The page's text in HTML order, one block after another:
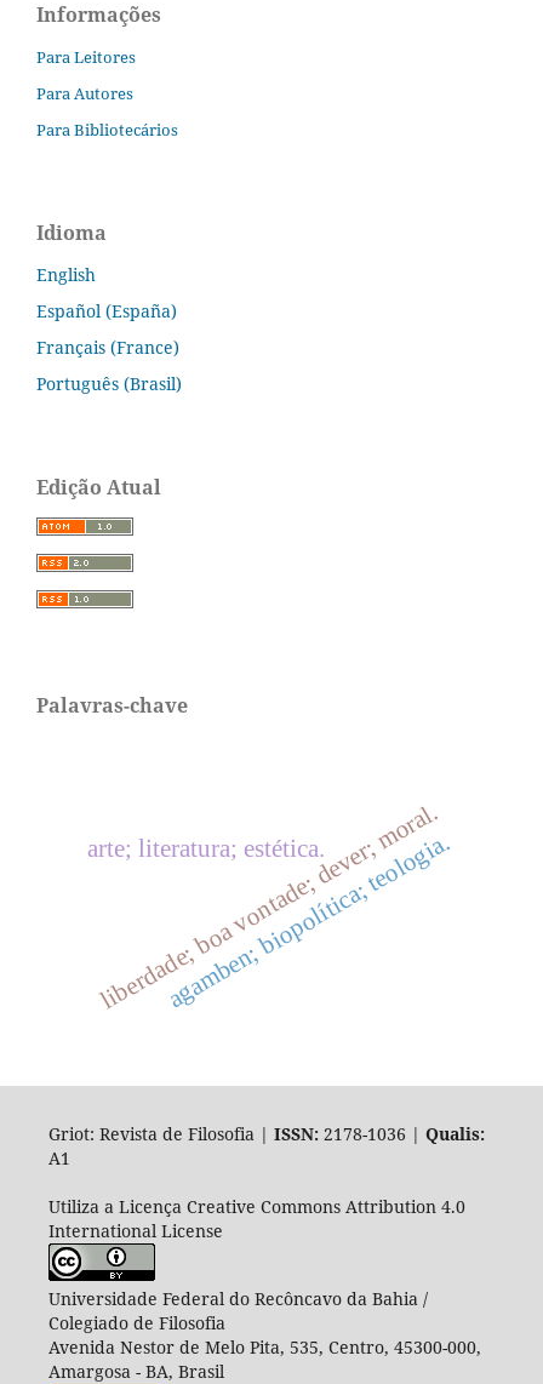
Informações
Para Leitores
Para Autores
Para Bibliotecários
Idioma
English
Español (España)
Français (France)
Português (Brasil)
Edição Atual
Palavras-chave
liberdade; boa vontade; dever; moral.
arte; literatura; estética.
agamben; biopolítica; teologia.
Griot: Revista de Filosofia | ISSN:2178-1036 | Qualis:
A1
Utiliza a Licença Creative Commons Attribution 4.0
International License
Universidade Federal do Recôncavo da Bahia /
Colegiado de Filosofia
Avenida Nestor de Melo Pita, 535, Centro, 45300-000,
Amargosa - BA, Brasil